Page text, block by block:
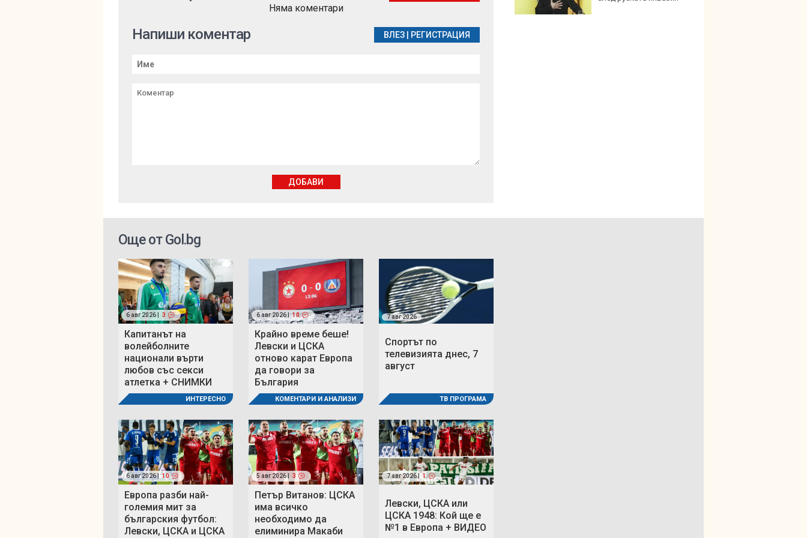
Няма коментари
Напиши коментар ВЛЕЗ РЕГИСТРАЦИЯ
ДОБАВИ
Още от Gol.bg
6 авг 2026 | 3
Капитанът на
волейболните
национали върти
любов със секси
атлетка + СНИМКИ
ИНТЕРЕСНО
6 авг 2026 | 10
Крайно време беше!
Левски и ЦСКА
отново карат Европа
да говори за
България
КОМЕНТАРИ И АНАЛИЗИ
7 авг 2026
Спортът по
телевизията днес, 7
август
ТВ ПРОГРАМА
6 авг 2026 | 10
Европа разби най-
големия мит за
българския футбол:
Левски, ЦСКА и ЦСКА
5 авг 2026 | 3
Петър Витанов: ЦСКА
има всичко
необходимо да
елиминира Макаби
7 авг 2026 | 1
Левски, ЦСКА или
ЦСКА 1948: Кой ще е
№1 в Европа + ВИДЕО